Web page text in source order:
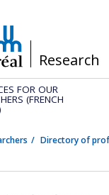
/Research
FOR OUR
(FRENCH
Directory of